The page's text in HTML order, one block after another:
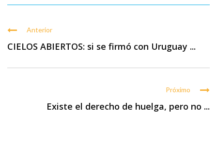
Anterior
CIELOS ABIERTOS: si se firmó con Uruguay ...
Próximo
Existe el derecho de huelga, pero no ...